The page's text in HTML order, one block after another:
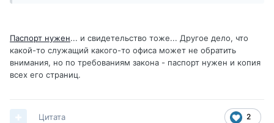
Паспорт нужен... и свидетельство тоже... Другое дело, что
какой-то служащий какого-то офиса может не обратить
внимания, но по требованиям закона - паспорт нужен и копия
всех его страниц.
2
Цитата